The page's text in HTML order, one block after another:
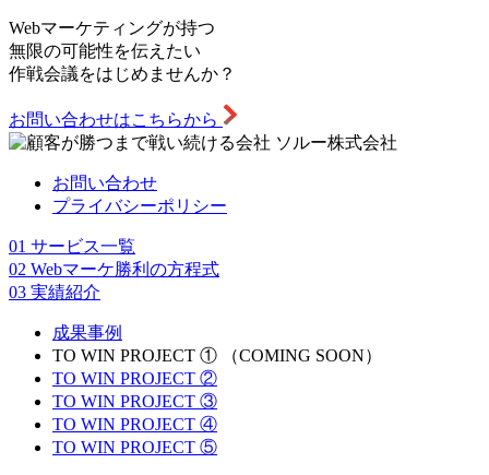
Webマーケティングが持つ
無限の可能性を伝えたい
作戦会議をはじめませんか？
お問い合わせはこちらから
お問い合わせ
プライバシーポリシー
01 サービス一覧
02 Webマーケ勝利の方程式
03 実績紹介
成果事例
TO WIN PROJECT ① （COMING SOON）
TO WIN PROJECT ②
TO WIN PROJECT ③
TO WIN PROJECT ④
TO WIN PROJECT ⑤